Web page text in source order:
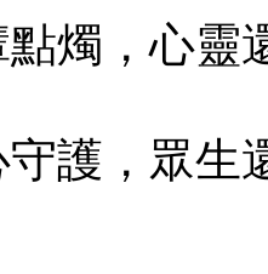
燭，心靈
護，眾生